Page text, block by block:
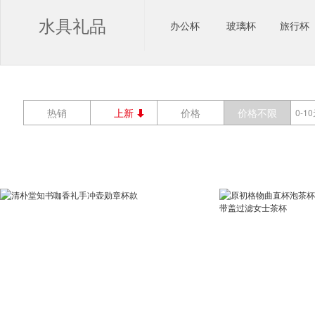
水具礼品 办公杯 玻璃杯 旅行杯
热销 上新 价格 价格不限 0-10